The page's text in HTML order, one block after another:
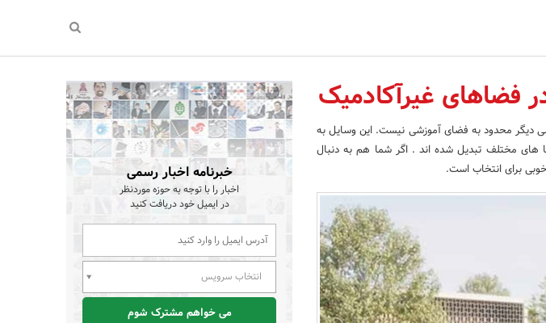
فضاهای غیرآکادمیک
دیگر محدود به فضای آموزشی نیست. این وسایل به
های مختلف تبدیل شده اند . اگر شما هم به دنبال
برای انتخاب است.
خبرنامه اخبار رسمی
اخبار را با توجه به حوزه موردنظر
در ایمیل خود دریافت کنید
انتخاب سرویس
می خواهم مشترک شوم